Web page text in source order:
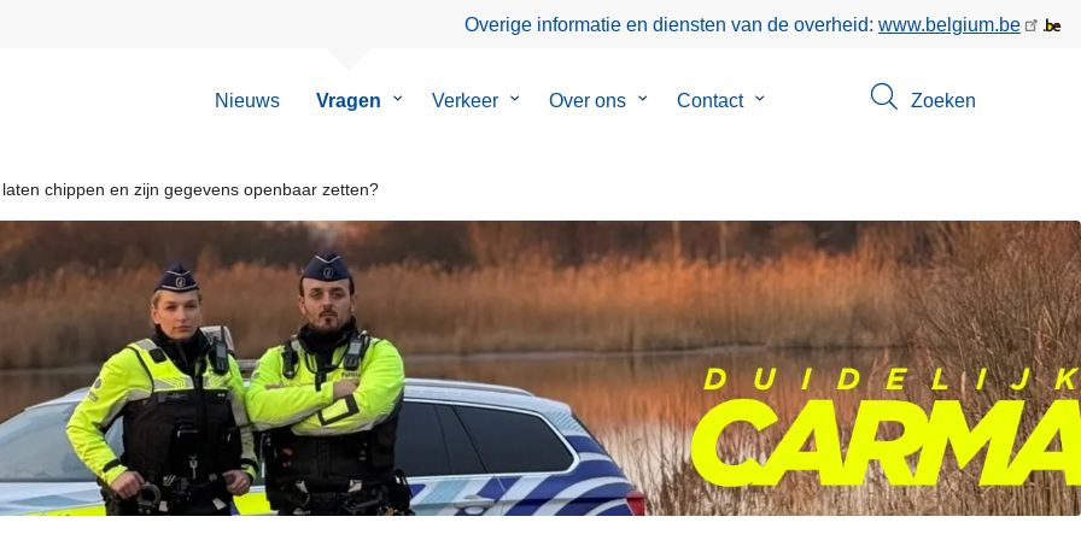
Overige informatie en diensten van de overheid: www.belgium.be
Nieuws Vragen
Submenu
Verkeer
SubmenuOver ons
Submenu
Contact
Submenu
Zoeken
chippen en zijn gegevens openbaar zetten?